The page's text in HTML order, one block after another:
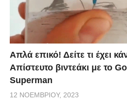
Απλά επικό! Δείτε τι έχει
Απίστευτο βιντεάκι με το
Superman
12 ΝΟΕΜΒΡΊΟΥ, 2023